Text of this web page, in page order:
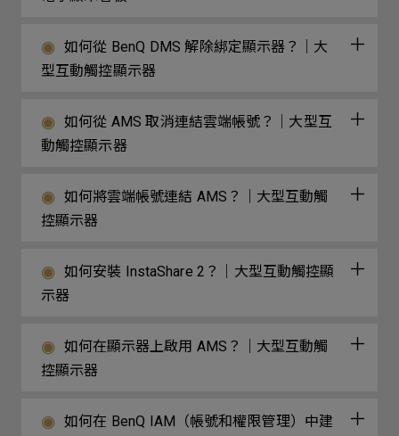
如何從 BenQ DMS 解除綁定顯示器？｜大
型互動觸控顯示器
如何從 AMS 取消連結雲端帳號？｜大型互
動觸控顯示器
如何將雲端帳號連結 AMS？｜大型互動觸
控顯示器
如何安裝 InstaShare 2？｜大型互動觸控顯
示器
如何在顯示器上啟用 AMS？｜大型互動觸
控顯示器
如何在 BenQ IAM（帳號和權限管理）中建